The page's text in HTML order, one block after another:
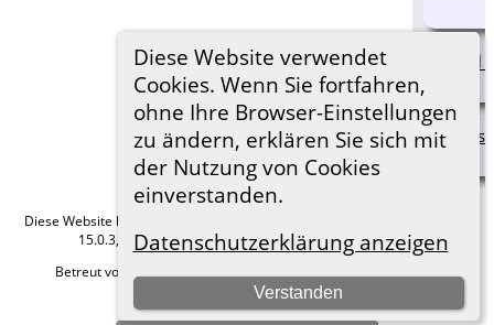
Diese Website verwendet
Cookies. Wenn Sie fortfahren,
ohne Ihre Browser-Einstellungen
zu ändern, erklären Sie sich mit
der Nutzung von Cookies
einverstanden.
Datenschutzerklärung anzeigen
Verstanden
Diese Website läuft mit
15.0.3, programmiert von Darrin Lythgoe © 2001-2026.
Betreut von
Hier geht es zum Impressum